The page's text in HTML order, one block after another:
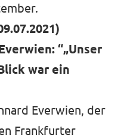
“„Unser
war ein
Everwien, der
Frankfurter